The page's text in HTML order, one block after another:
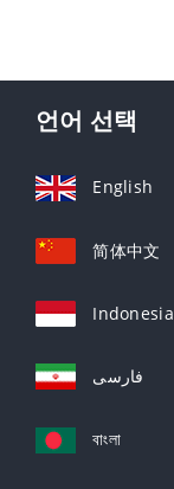
언어 선택
English
简体中文
Indonesia
فارسی
বাংলা